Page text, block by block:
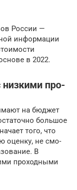
России —
информации
в 2022.
низ­ки­ми про­
на бюд­жет
боль­шое
того, что
оцен­ку, не смо­
В
про­ход­ны­ми